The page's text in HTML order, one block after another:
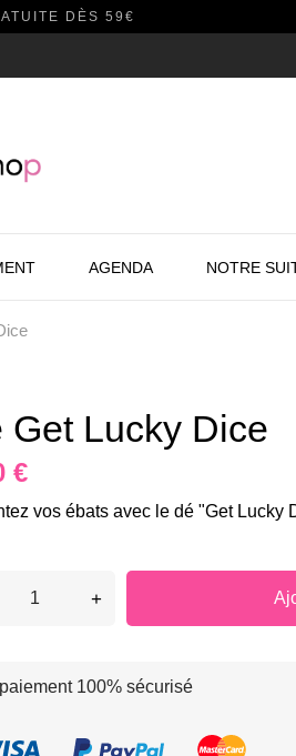
DÈS 59€
AGENDA NOTRE
Get Lucky Dice
€
vos ébats avec le dé "Get Lucky
+
100% sécurisé